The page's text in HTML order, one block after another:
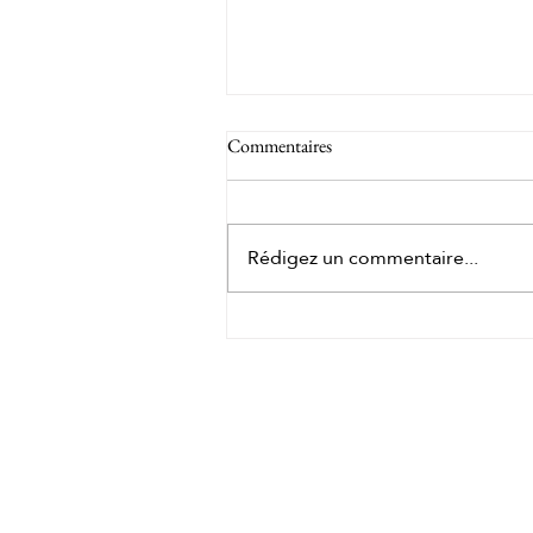
Commentaires
Rédigez un commentaire...